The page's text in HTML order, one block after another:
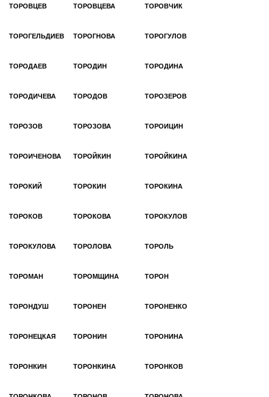
ТОРОВЦЕВ ТОРОВЦЕВА ТОРОВЧИК
ТОРОГЕЛЬДИЕВ ТОРОГНОВА ТОРОГУЛОВ
ТОРОДАЕВ ТОРОДИН ТОРОДИНА
ТОРОДИЧЕВА ТОРОДОВ ТОРОЗЕРОВ
ТОРОЗОВ ТОРОЗОВА ТОРОИЦИН
ТОРОИЧЕНОВА ТОРОЙКИН ТОРОЙКИНА
ТОРОКИЙ ТОРОКИН ТОРОКИНА
ТОРОКОВ ТОРОКОВА ТОРОКУЛОВ
ТОРОКУЛОВА ТОРОЛОВА ТОРОЛЬ
ТОРОМАН ТОРОМЩИНА ТОРОН
ТОРОНДУШ ТОРОНЕН ТОРОНЕНКО
ТОРОНЕЦКАЯ ТОРОНИН ТОРОНИНА
ТОРОНКИН ТОРОНКИНА ТОРОНКОВ